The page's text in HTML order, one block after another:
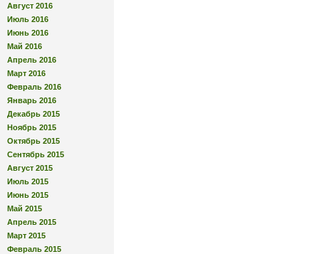
Август 2016
Июль 2016
Июнь 2016
Май 2016
Апрель 2016
Март 2016
Февраль 2016
Январь 2016
Декабрь 2015
Ноябрь 2015
Октябрь 2015
Сентябрь 2015
Август 2015
Июль 2015
Июнь 2015
Май 2015
Апрель 2015
Март 2015
Февраль 2015